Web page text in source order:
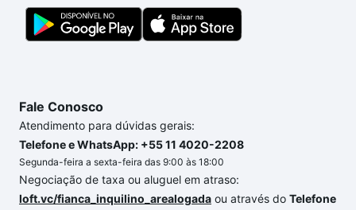
Fale Conosco
Atendimento para dúvidas gerais:
Telefone e WhatsApp: +55 11 4020-2208
Segunda-feira a sexta-feira das 9:00 às 18:00
Negociação de taxa ou aluguel em atraso:
loft.vc/fianca_inquilino_arealogada ou através do Telefone